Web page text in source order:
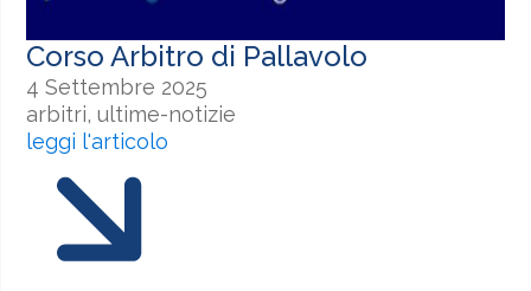
Corso Arbitro di Pallavolo
4 Settembre 2025
arbitri, ultime-notizie
leggi l'articolo